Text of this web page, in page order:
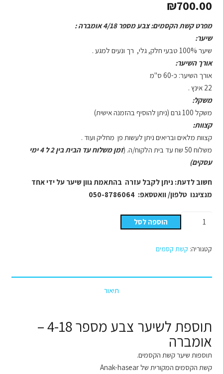
₪700.00
מפרט קשת הקסמים: צבע מספר 4/18 אומברה :
שיער:
שיער 100% טבעי חלק, גלי, רך ונעים למגע .
אורך השיער:
אורך השיער: כ-60 ס"מ
22 אינץ .
משקל:
משקל 100 גרם (ניתן להוסיף בהזמנה אישית)
קצוות:
קצוות מלאים ובריאים ניתן לעשות פן מחליק ועוד .
משלוח 50 שח עד בית הלקוח/ה. (
זמן משלוח עד הבית בין 2 ל 4 ימי
עסקים)
חשוב לדעת: ניתן לקבל עזרה בהתאמת גוון שיער על ידי אחד
מנציגנו טלפון/ וואטסאפ: 050-8786064
כמות
הקסמים
מספר
אומברה
הוספה לסל
קטגוריה: קשת קסמים
תיאור
תוספת לשיער צבע מספר 4-18 –
אומברה
תוספות שיער קשת הקסמים.
קשת הקסמים המקורית של Anak-hasear